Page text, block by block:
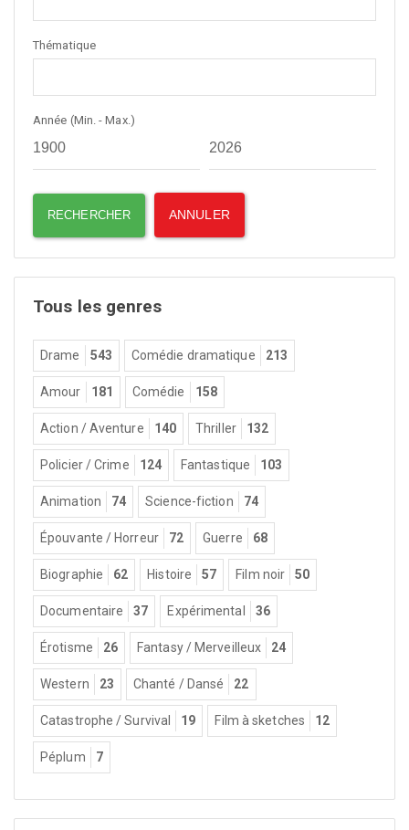
Thématique
Année (Min. - Max.)
Tous les genres
Drame 543 Comédie dramatique 213
Amour 181 Comédie 158
Action / Aventure 140 Thriller 132
Policier / Crime 124 Fantastique 103
Animation 74 Science-fiction 74
Épouvante / Horreur 72 Guerre 68
Biographie 62 Histoire 57 Film noir 50
Documentaire 37 Expérimental 36
Érotisme 26 Fantasy / Merveilleux 24
Western 23 Chanté / Dansé 22
Catastrophe / Survival 19 Film à sketches 12
Péplum 7